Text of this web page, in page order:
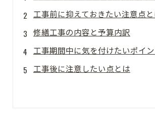
工事前に抑えておきたい注意点
修繕工事の内容と予算内訳
工事期間中に気を付けたいポイ
工事後に注意したい点とは